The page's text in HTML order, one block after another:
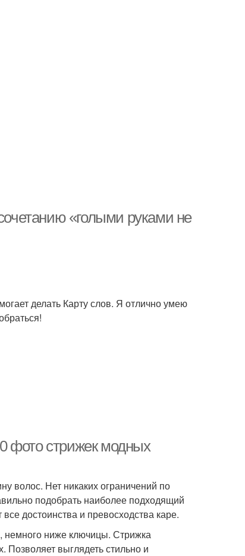
«голыми руками не
делать Карту слов. Я отлично умею
фото стрижек модных
волос. Нет никаких ограничений по
подобрать наиболее подходящий
достоинства и превосходства каре.
немного ниже ключицы. Стрижка
выглядеть стильно и